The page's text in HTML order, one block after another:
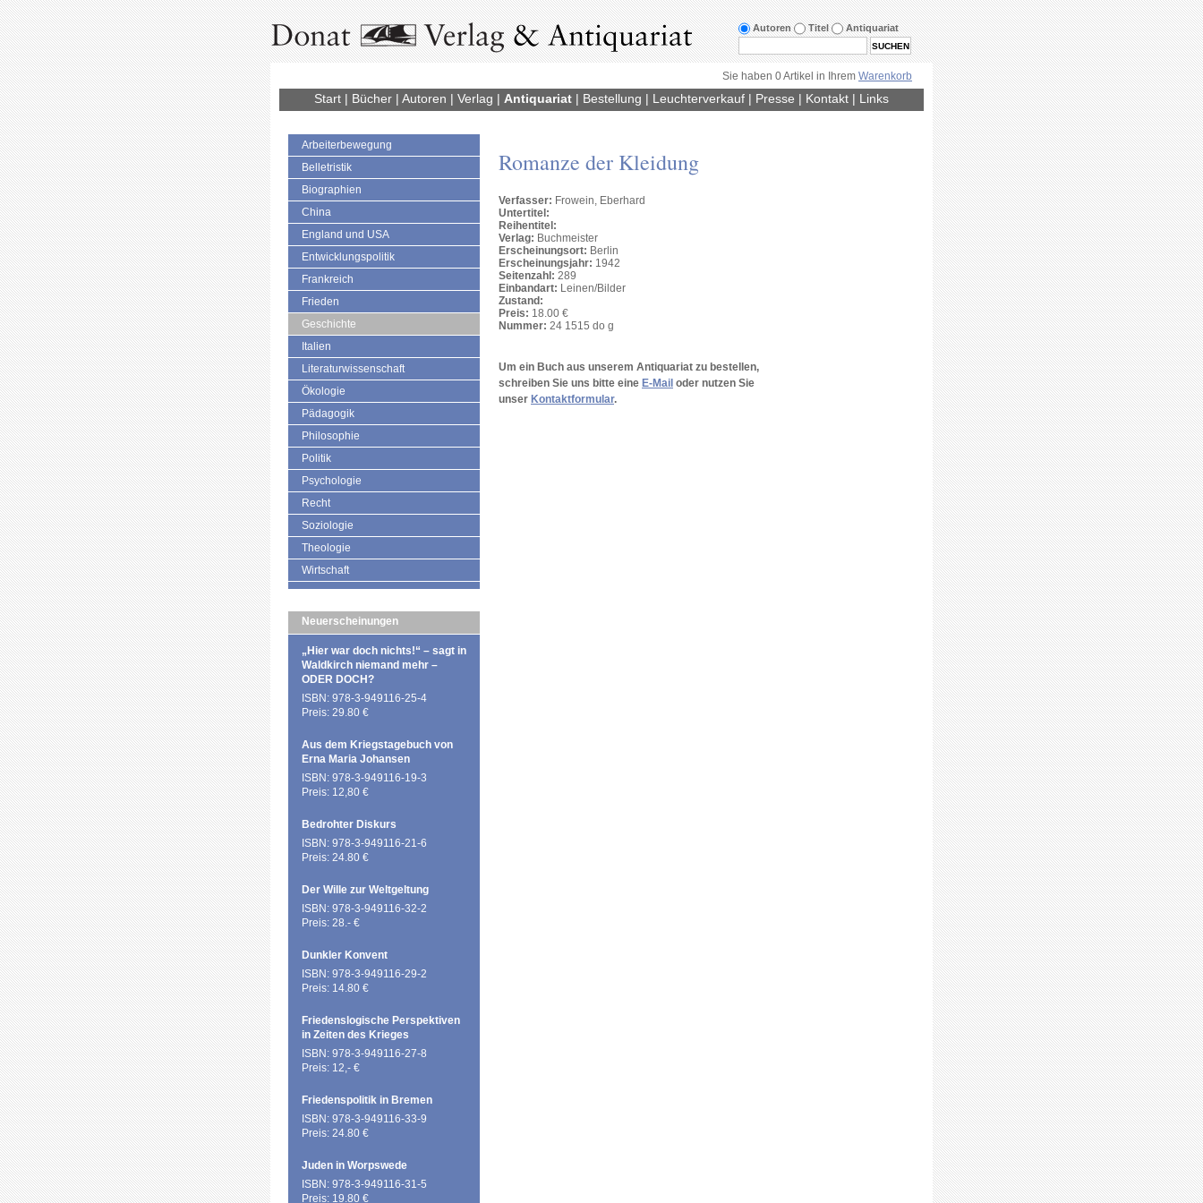
Autoren Titel Antiquariat
Sie haben 0 Artikel in Ihrem Warenkorb
Start | Bücher | Autoren | Verlag | Antiquariat | Bestellung | Leuchterverkauf | Presse | Kontakt | Links
Arbeiterbewegung
Belletristik
Biographien
China
England und USA
Entwicklungspolitik
Frankreich
Frieden
Geschichte
Italien
Literaturwissenschaft
Ökologie
Pädagogik
Philosophie
Politik
Psychologie
Recht
Soziologie
Theologie
Wirtschaft
Neuerscheinungen
„Hier war doch nichts!“ – sagt in
Waldkirch niemand mehr –
ODER DOCH?
ISBN: 978-3-949116-25-4
Preis: 29.80 €
Aus dem Kriegstagebuch von
Erna Maria Johansen
ISBN: 978-3-949116-19-3
Preis: 12,80 €
Bedrohter Diskurs
ISBN: 978-3-949116-21-6
Preis: 24.80 €
Der Wille zur Weltgeltung
ISBN: 978-3-949116-32-2
Preis: 28.- €
Dunkler Konvent
ISBN: 978-3-949116-29-2
Preis: 14.80 €
Friedenslogische Perspektiven
in Zeiten des Krieges
ISBN: 978-3-949116-27-8
Preis: 12,- €
Friedenspolitik in Bremen
ISBN: 978-3-949116-33-9
Preis: 24.80 €
Juden in Worpswede
ISBN: 978-3-949116-31-5
Preis: 19.80 €
Romanze der Kleidung
Verfasser: Frowein, Eberhard
Untertitel:
Reihentitel:
Verlag: Buchmeister
Erscheinungsort: Berlin
Erscheinungsjahr: 1942
Seitenzahl: 289
Einbandart: Leinen/Bilder
Zustand:
Preis: 18.00 €
Nummer: 24 1515 do g
Um ein Buch aus unserem Antiquariat zu bestellen,
schreiben Sie uns bitte eine E-Mail oder nutzen Sie
unser Kontaktformular.